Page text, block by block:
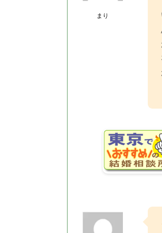
まり